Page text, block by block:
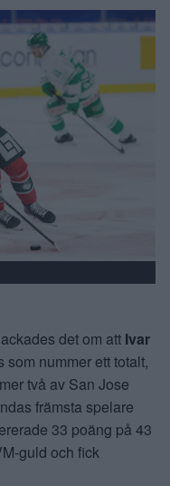
det om att Ivar
nummer ett totalt,
två av San Jose
främsta spelare
33 poäng på 43
guld och fick